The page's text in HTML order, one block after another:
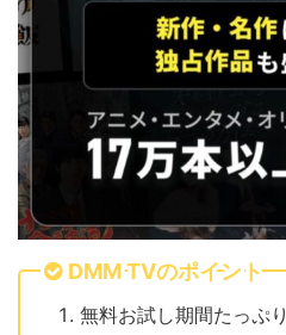
DMM TVのポイント
無料お試し期間たっぷり